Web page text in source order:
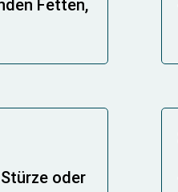
Fetten,
oder